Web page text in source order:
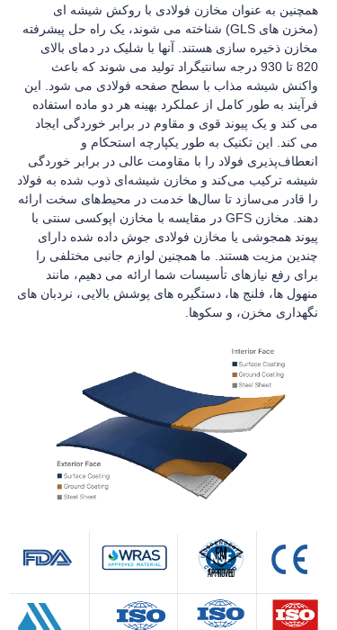
همچنین به عنوان مخازن فولادی با روکش شیشه ای
(مخزن های GLS) شناخته می شوند، یک راه حل پیشرفته
مخازن ذخیره سازی هستند. آنها با شلیک در دمای بالای
820 تا 930 درجه سانتیگراد تولید می شوند که باعث
واکنش شیشه مذاب با سطح صفحه فولادی می شود. این
فرآیند به طور کامل از عملکرد بهینه هر دو ماده استفاده
می کند و یک پیوند قوی و مقاوم در برابر خوردگی ایجاد
می کند. این تکنیک به طور یکپارچه استحکام و
انعطاف‌پذیری فولاد را با مقاومت عالی در برابر خوردگی
شیشه ترکیب می‌کند و مخازن شیشه‌ای ذوب شده به فولاد
را قادر می‌سازد تا سال‌ها خدمت در محیط‌های سخت ارائه
دهند. مخازن GFS در مقایسه با مخازن اپوکسی سنتی با
پیوند همجوشی یا مخازن فولادی جوش داده شده دارای
چندین مزیت هستند. ما همچنین لوازم جانبی مختلفی را
برای رفع نیازهای تأسیسات شما ارائه می دهیم، مانند
منهول ها، فلنج ها، دستگیره های پوشش بالایی، نردبان های
نگهداری مخزن، و سکوها.